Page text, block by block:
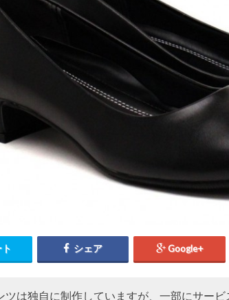
シェア Google+
ツは独自に制作していますが、一部にサー